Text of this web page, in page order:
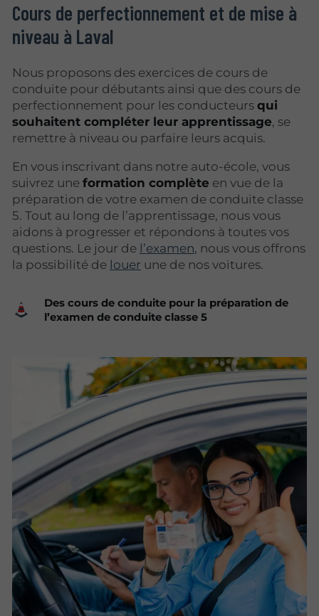
Cours de perfectionnement et de mise à
niveau à Laval
Nous proposons des exercices de cours de
conduite pour débutants ainsi que des cours de
perfectionnement pour les conducteursqui
souhaitent compléter leur apprentissage, se
remettre à niveau ou parfaire leurs acquis.
En vous inscrivant dans notre auto-école, vous
suivrez uneformation complète en vue de la
préparation de votre examen de conduite classe
5. Tout au long de l’apprentissage, nous vous
aidons à progresser et répondons à toutes vos
questions. Le jour de l’examen, nous vous offrons
la possibilité de louer une de nos voitures.
Des cours de conduite pour la préparation de
l’examen de conduite classe 5